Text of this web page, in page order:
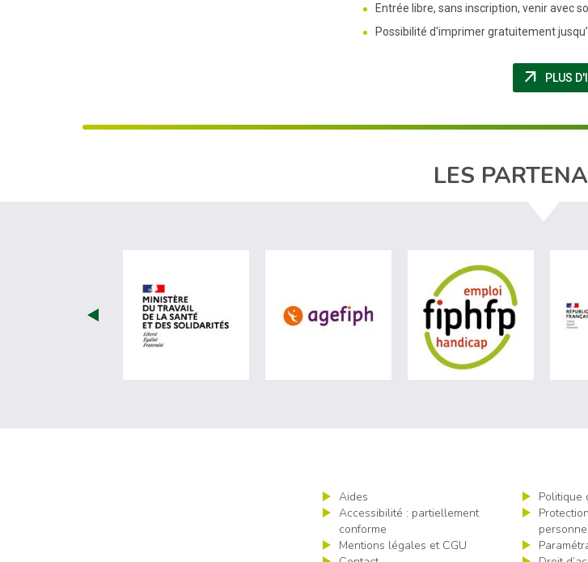
Entrée libre, sans inscription, venir avec
Possibilité d'imprimer gratuitement
arrow_outward PLUS
LES
visiter les site de Ministère du travail (nouvelle fenêtre)
visiter les site de Agefiph (nouvelle
visiter les
Aides
Accessibilité : partiellement
conforme
Mentions légales et CGU
Politique